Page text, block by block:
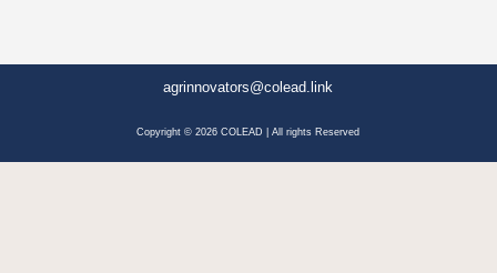
agrinnovators@colead.link
Copyright © 2026 COLEAD | All rights Reserved